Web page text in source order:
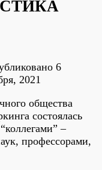
6
2021
общества
состоялась
–
профессорами,